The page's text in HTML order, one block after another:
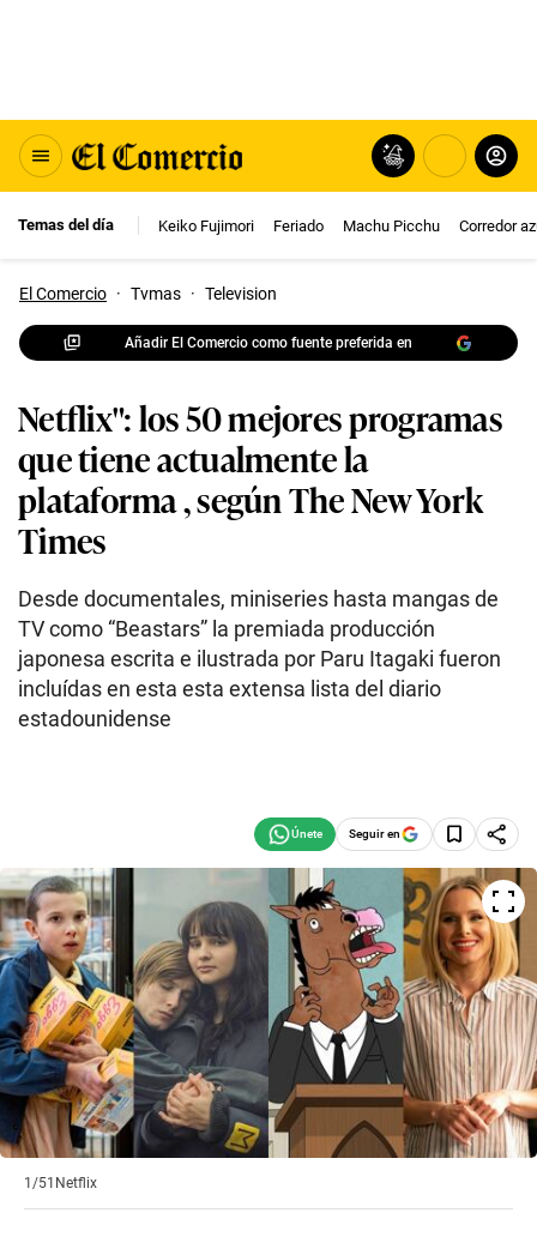
Temas del día Keiko Fujimori Feriado Machu Picchu Corredor
El Comercio · Tvmas · Television
Añadir El Comercio como fuente preferida en
Netflix": los 50 mejores programas
que tiene actualmente la
plataforma , según The New York
Times
Desde documentales, miniseries hasta mangas de
TV como “Beastars” la premiada producción
japonesa escrita e ilustrada por Paru Itagaki fueron
incluídas en esta esta extensa lista del diario
estadounidense
Seguir en
1/51 Netflix